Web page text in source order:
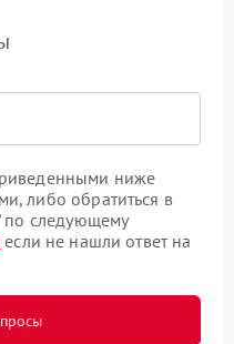
ниже
либо обратиться в
по следующему
если не нашли ответ на